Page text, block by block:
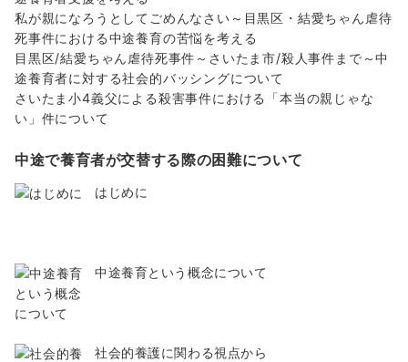
私が親になろうとしてごめんなさい～目黒区・結愛ちゃん虐待
死事件における中途養育の苦悩を考える
目黒区/結愛ちゃん虐待死事件～さいたま市/殺人事件まで～中
途養育者に対する社会的バッシングについて
さいたま小4義父による殺害事件における「本当の親じゃな
い」件について
中途で養育者が交替する際の困難について
はじめに
中途養育という概念について
社会的養護に関わる視点から